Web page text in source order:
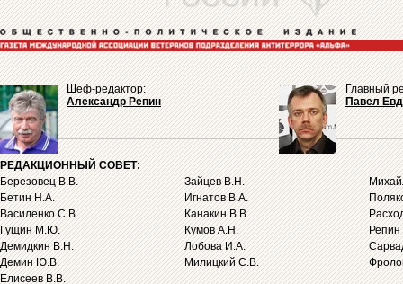
Шеф-редактор:
Александр Репин
Главный
Павел
РЕДАКЦИОННЫЙ СОВЕТ:
Березовец В.В.
Бетин Н.А.
Василенко С.В.
Гущин М.Ю.
Демидкин В.Н.
Демин Ю.В.
Елисеев В.В.
Зайцев В.Н.
Игнатов В.А.
Канакин В.В.
Кумов А.Н.
Лобова И.А.
Милицкий С.В.
Репин